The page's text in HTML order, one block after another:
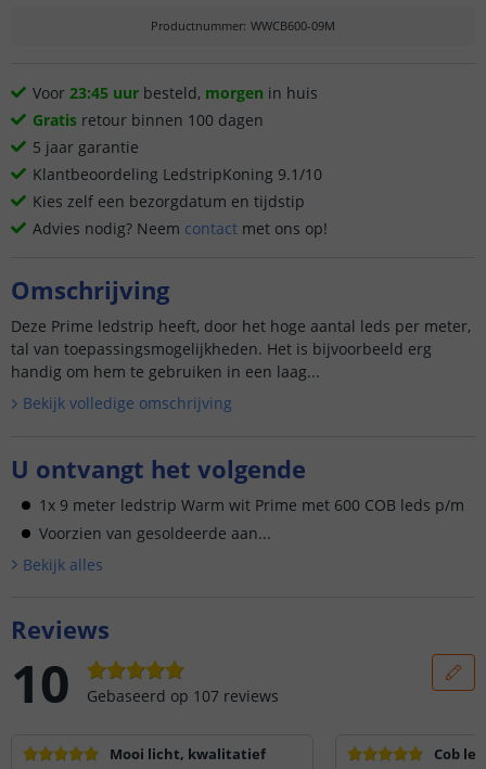
Productnummer: WWCB600-09M
Voor 23:45 uur besteld, morgen in huis
Gratis retour binnen 100 dagen
5 jaar garantie
Klantbeoordeling LedstripKoning 9.1/10
Kies zelf een bezorgdatum en tijdstip
Advies nodig? Neem contact met ons op!
Omschrijving
Deze Prime ledstrip heeft, door het hoge aantal leds per meter,
tal van toepassingsmogelijkheden. Het is bijvoorbeeld erg
handig om hem te gebruiken in een laag...
Bekijk volledige omschrijving
U ontvangt het volgende
1x 9 meter ledstrip Warm wit Prime met 600 COB leds p/m
Voorzien van gesoldeerde aan...
Bekijk alles
Reviews
10 Gebaseerd op 107 reviews
Mooi licht, kwalitatief
Cob